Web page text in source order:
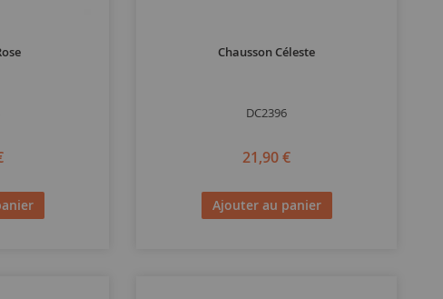
Chausson Céleste
DC2396
21,90 €
Ajouter au panier